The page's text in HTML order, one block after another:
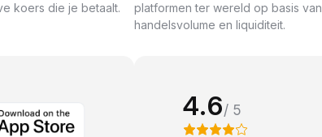
koers die je betaalt.
platformen ter wereld op basis van
handelsvolume en liquiditeit.
4.6/ 5